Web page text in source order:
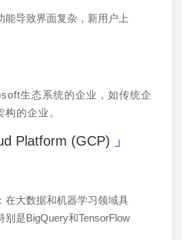
能导致界面复杂，新用户上
生态系统的企业，如传统企
的企业。
Platform (GCP)
：在大数据和机器学习领域具
别是BigQuery和TensorFlow